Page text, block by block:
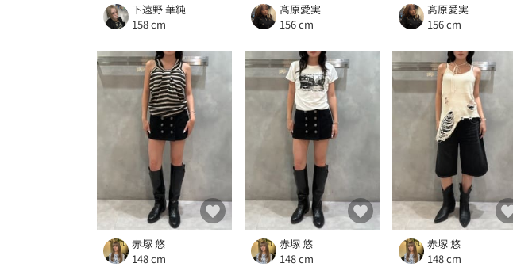
下遠野 華純
158 cm
髙原愛実
156 cm
髙原愛実
156 cm
赤塚 悠
148 cm
赤塚 悠
148 cm
赤塚 悠
148 cm